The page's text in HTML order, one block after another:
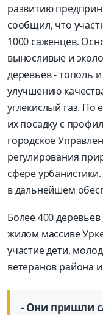
развитию
сообщил, что
1000 саженцев.
выносливые и
деревьев - тополь
улучшению
углекислый газ. По
их посадку с
городское
регулирования
сфере
в дальнейшем
Более 400
жилом массиве
участие дети,
ветеранов района
- Они пришли